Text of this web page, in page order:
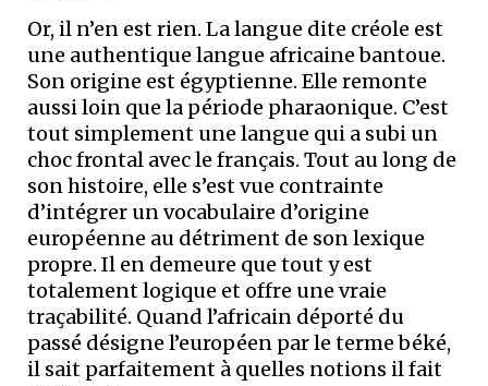
Or, il n’en est rien. La langue dite créole est
une authentique langue africaine bantoue.
Son origine est égyptienne. Elle remonte
aussi loin que la période pharaonique. C’est
tout simplement une langue qui a subi un
choc frontal avec le français. Tout au long de
son histoire, elle s’est vue contrainte
d’intégrer un vocabulaire d’origine
européenne au détriment de son lexique
propre. Il en demeure que tout y est
totalement logique et offre une vraie
traçabilité. Quand l’africain déporté du
passé désigne l’européen par le terme béké,
il sait parfaitement à quelles notions il fait